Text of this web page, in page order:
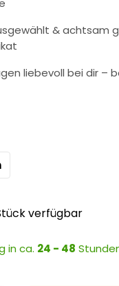
& achtsam
liebevoll bei dir –
verfügbar
in ca. 24 - 48